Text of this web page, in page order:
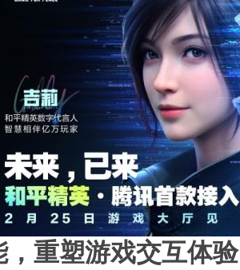
，重塑游戏交互体验